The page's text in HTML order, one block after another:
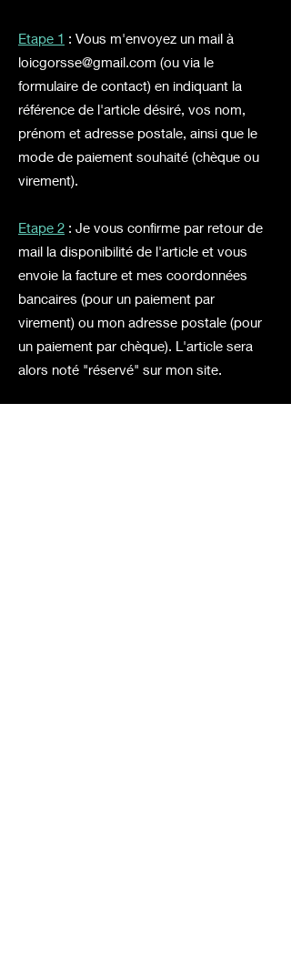
Etape 1 : Vous m'envoyez un mail à
loicgorsse@gmail.com (ou via le
formulaire de contact) en indiquant la
référence de l'article désiré, vos nom,
prénom et adresse postale, ainsi que le
mode de paiement souhaité (chèque ou
virement).
Etape 2 : Je vous confirme par retour de
mail la disponibilité de l'article et vous
envoie la facture et mes coordonnées
bancaires (pour un paiement par
virement) ou mon adresse postale (pour
un paiement par chèque). L'article sera
alors noté "réservé" sur mon site.